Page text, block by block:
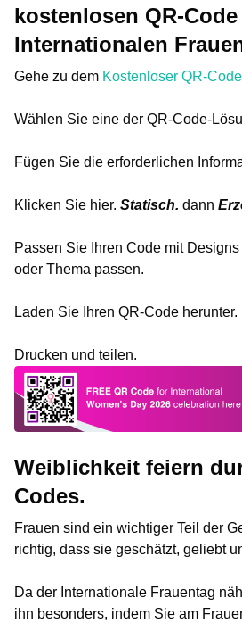
kostenlosen QR-
Internationalen
Gehe zu dem Kostenloser QR-
Wählen Sie eine der QR-Code-
Fügen Sie die erforderlichen
Klicken Sie hier. Statisch. dann
Passen Sie Ihren Code mit
oder Thema passen.
Laden Sie Ihren QR-Code herunter.
Drucken und teilen.
Weiblichkeit feiern
Codes.
Frauen sind ein wichtiger Teil der
richtig, dass sie geschätzt, geliebt
Da der Internationale Frauentag
ihn besonders, indem Sie am